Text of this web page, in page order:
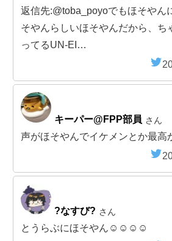
返信先:@toba_poyoでもほそやん
そやんらしいほそやんだから、ち
ってるUN-EI…
キーパー@FPP部員 さん
声がほそやんでイケメンとか最高
?なすび? さん
とうらぶにほそやん☺️☺️☺️☺️